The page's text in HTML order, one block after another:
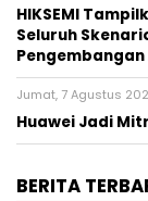
HIKSEMI
Seluruh
Jumat, 7 Agustus
Huawei Jadi
BERITA